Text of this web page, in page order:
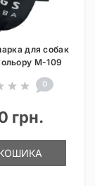
для собак
M-109
0
грн.